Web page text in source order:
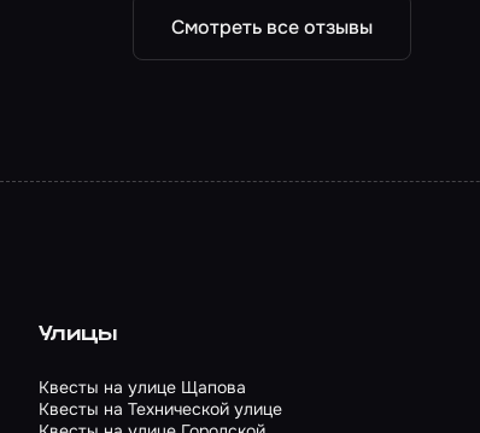
Смотреть все отзывы
Улицы
Квесты на улице Щапова
Квесты на Технической улице